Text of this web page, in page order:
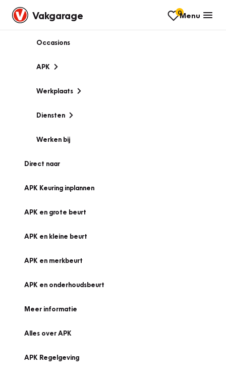
Vakgarage 0Menu
Occasions
APK
Werkplaats
Diensten
Werken bij
Direct naar
APK Keuring inplannen
APK en grote beurt
APK en kleine beurt
APK en merkbeurt
APK en onderhoudsbeurt
Meer informatie
Alles over APK
APK Regelgeving